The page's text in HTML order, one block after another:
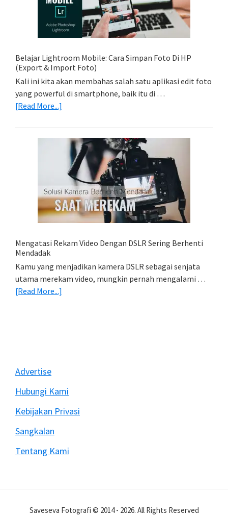
Light
Trail
Dengan
Belajar Lightroom Mobile: Cara Simpan Foto Di HP
(Export & Import Foto)
Kali ini kita akan membahas salah satu aplikasi edit foto
yang powerful di smartphone, baik itu di …
[Read More...]
Mobile:
Cara
Simpan
Foto
Di
HP
(Export
Import
Mengatasi Rekam Video Dengan DSLR Sering Berhenti
Mendadak
Kamu yang menjadikan kamera DSLR sebagai senjata
utama merekam video, mungkin pernah mengalami …
[Read More...]
Mendadak
Footer
Advertise
Hubungi Kami
Kebijakan Privasi
Sangkalan
Tentang Kami
Saveseva Fotografi © 2014 - 2026. All Rights Reserved